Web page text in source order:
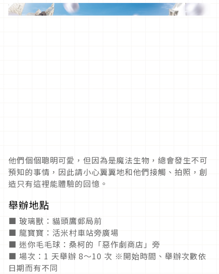
他們個個聰明可愛，但因為是魔法生物，總會發生不可
預知的事情，因此請小心翼翼地和他們接觸、拍照，創
造只有這裡能體驗的回憶。
舉辦地點
■ 玻璃獸：貓頭鷹郵局前
■ 龍寶寶：活米村車站旁廣場
■ 迷你毛毛球：桑柯的「惡作劇商店」旁
■ 場次：1 天舉辦 8～10 次 ※開始時間、舉辦次數依
日期而有不同